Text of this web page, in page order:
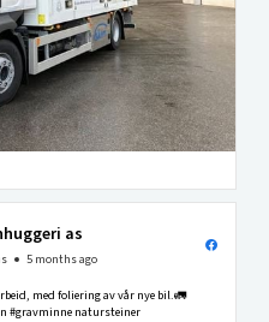
as
5 months ago
med foliering av vår nye bil.🚛
#gravminne natursteiner